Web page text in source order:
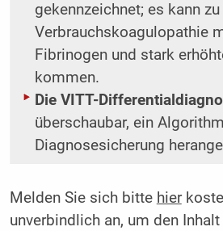
gekennzeichnet; es kann
Verbrauchskoagulopathie
Fibrinogen und stark
kommen.
Die VITT-
überschaubar, ein
Diagnosesicherung
Melden Sie sich bitte hier
unverbindlich an, um den